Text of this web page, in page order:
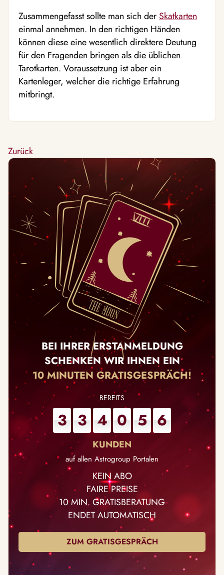
Zusammengefasst sollte man sich der Skatkarten
einmal annehmen. In den richtigen Händen
können diese eine wesentlich direktere Deutung
für den Fragenden bringen als die üblichen
Tarotkarten. Voraussetzung ist aber ein
Kartenleger, welcher die richtige Erfahrung
mitbringt.
Zurück
BEI IHRER ERSTANMELDUNG
SCHENKEN WIR IHNEN EIN
10 MINUTEN GRATISGESPRÄCH!
3 3 4 0 5 6
auf allen Astrogroup Portalen
KEIN ABO
FAIRE PREISE
10 MIN. GRATISBERATUNG
ENDET AUTOMATISCH
ZUM GRATISGESPRÄCH